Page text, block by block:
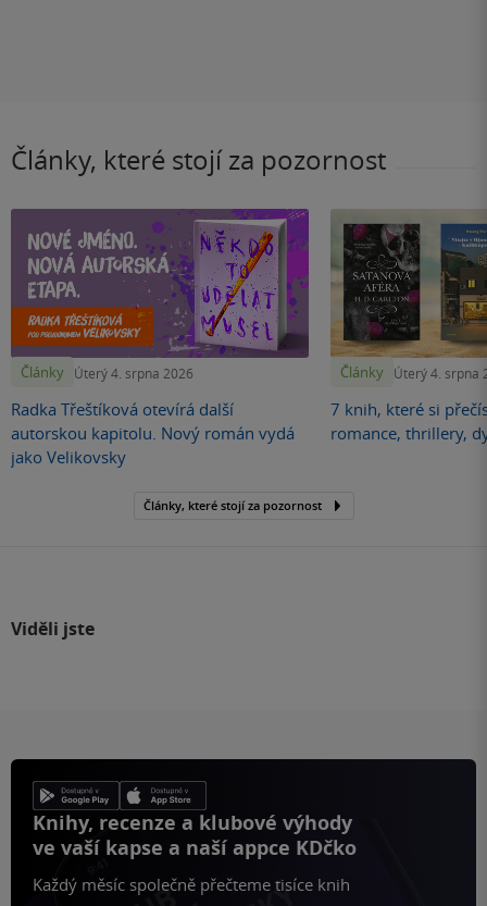
Články, které stojí za pozornost
Články Úterý 4. srpna 2026
Radka Třeštíková otevírá další
autorskou kapitolu. Nový román vydá
jako Velikovsky
Články Úterý 4. srpna
7 knih, které si
romance, thrillery,
Články, které stojí za pozornost
Viděli jste
Knihy, recenze a klubové výhody
ve vaší kapse a naší appce KDčko
Každý měsíc společně přečteme tisíce knih